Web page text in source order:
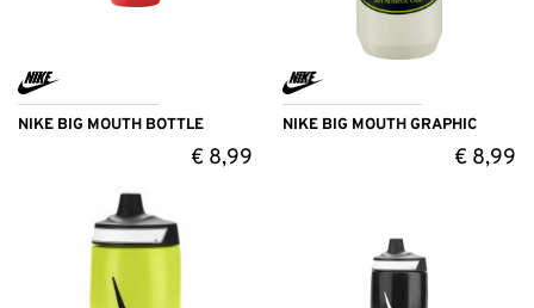
NIKE BIG MOUTH BOTTLE
€8,99
NIKE BIG MOUTH GRAPHIC
€ 8,99